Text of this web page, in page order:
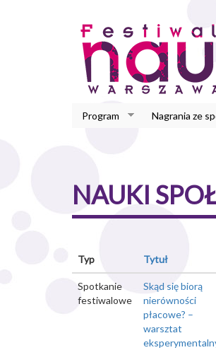
Program Nagrania ze
NAUKI
Typ Tytuł
Spotkanie
festiwalowe
Skąd się biorą
nierówności
płacowe? –
warsztat